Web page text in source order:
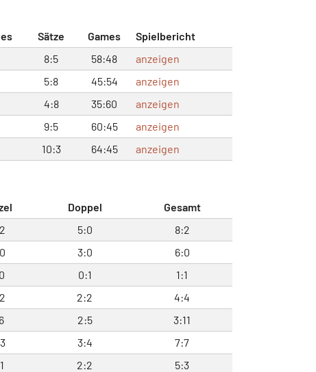
Sätze Games
Spielbericht
8:5 58:48
anzeigen
5:8 45:54
anzeigen
4:8 35:60
anzeigen
9:5 60:45
anzeigen
10:3 64:45 anzeigen
Doppel
Gesamt
5:0
8:2
3:0
6:0
0:1
1:1
2:2
4:4
2:5
3:11
3:4
7:7
2:2
5:3